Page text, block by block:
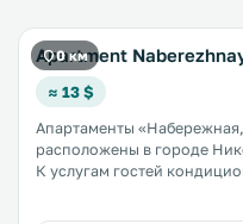
0 км
Apartment
≈ 13 $
Апартаменты
расположены в городе
К услугам гостей